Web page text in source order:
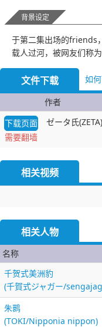
背景设定
于第二集出场的friends
载人过河，被网友们称
文件下载 如
作者
下载页面
需要翻墙
ゼータ氏(ZETA)
相关视频
相关人物
名称
千贺式美洲豹
(千賀式ジャガー/
朱鹮
(TOKI/Nipponia nippon)